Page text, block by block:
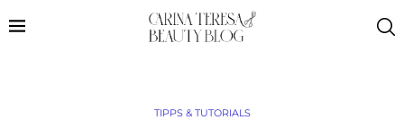
TIPPS & TUTORIALS